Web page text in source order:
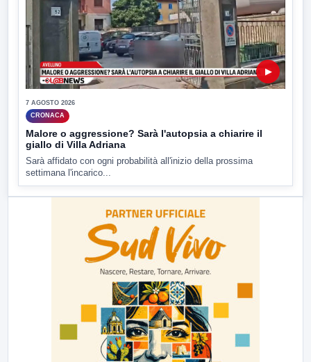
▶
7 AGOSTO 2026
CRONACA
Malore o aggressione? Sarà l'autopsia a chiarire il
giallo di Villa Adriana
Sarà affidato con ogni probabilità all'inizio della prossima
settimana l'incarico...